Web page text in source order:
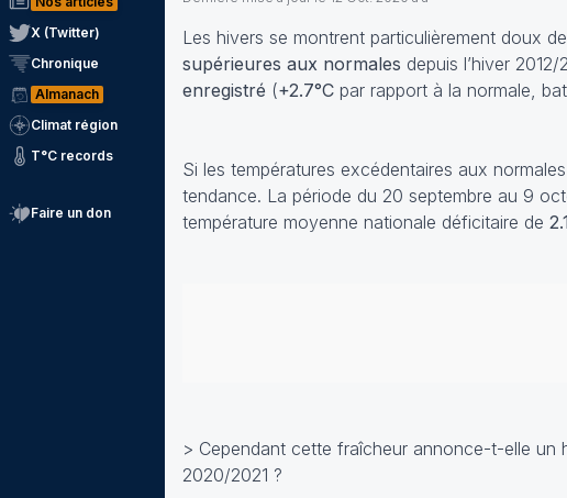
X (Twitter)
Chronique
Almanach
Climat région
T°C records
Faire un don
Les hivers se montrent particulièrement doux
supérieures aux normales depuis l’hiver
enregistré (+2.7°C par rapport à la normale,
Si les températures excédentaires aux
tendance. La période du 20 septembre au 9
température moyenne nationale déficitaire de
> Cependant cette fraîcheur annonce-t-elle un
2020/2021 ?